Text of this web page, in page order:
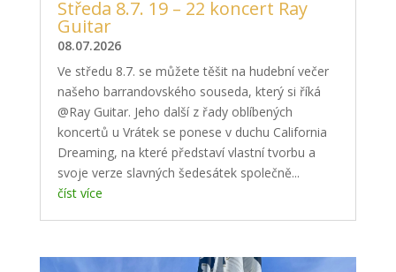
Středa 8.7. 19 – 22 koncert Ray
Guitar
08.07.2026
Ve středu 8.7. se můžete těšit na hudební večer
našeho barrandovského souseda, který si říká
@Ray Guitar. Jeho další z řady oblíbených
koncertů u Vrátek se ponese v duchu California
Dreaming, na které představí vlastní tvorbu a
svoje verze slavných šedesátek společně...
číst více